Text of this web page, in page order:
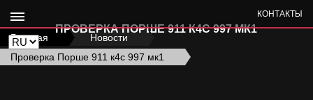
КОНТАКТЫ
ПРОВЕРКА ПОРШЕ 911 К4С 997 МК1
Главная › Новости
Проверка Порше 911 к4с 997 мк1